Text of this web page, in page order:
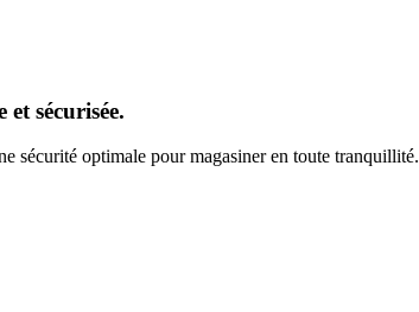
sécurisée.
sécurité optimale pour magasiner en toute tranquillité.